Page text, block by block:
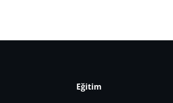
Eğitim